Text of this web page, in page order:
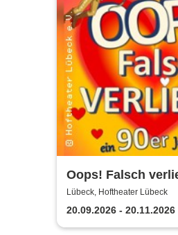
Oops! Falsch
90er Jahre
Lübeck, Hoftheater Lübeck
20.09.2026 - 20.11.2026